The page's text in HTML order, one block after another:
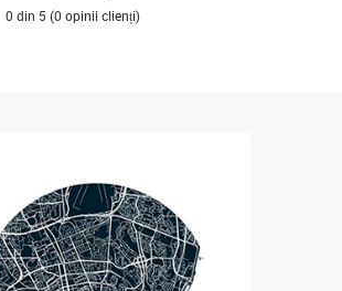
0 din 5 (0 opinii clienți)